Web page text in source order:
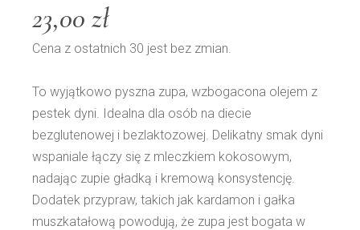
23,00zł
Cena z ostatnich 30 jest bez zmian.
To wyjątkowo pyszna zupa, wzbogacona olejem z
pestek dyni. Idealna dla osób na diecie
bezglutenowej i bezlaktozowej. Delikatny smak dyni
wspaniale łączy się z mleczkiem kokosowym,
nadając zupie gładką i kremową konsystencję.
Dodatek przypraw, takich jak kardamon i gałka
muszkatałową powodują, że zupa jest bogata w